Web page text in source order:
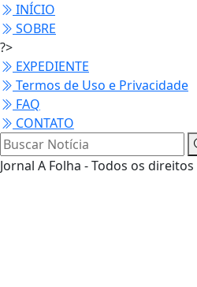
INÍCIO
SOBRE
?>
EXPEDIENTE
Termos de Uso e Privacidade
FAQ
CONTATO
Jornal A Folha - Todos os